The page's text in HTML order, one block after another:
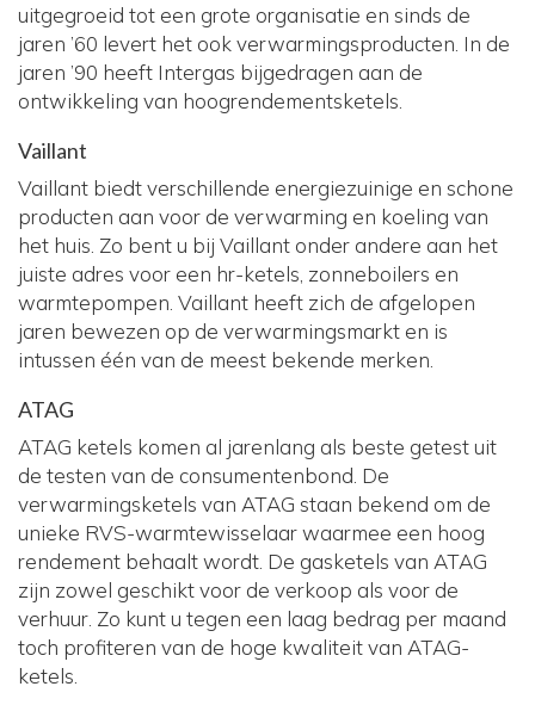
uitgegroeid tot een grote organisatie en sinds de
jaren ’60 levert het ook verwarmingsproducten. In de
jaren ’90 heeft Intergas bijgedragen aan de
ontwikkeling van hoogrendementsketels.
Vaillant
Vaillant biedt verschillende energiezuinige en schone
producten aan voor de verwarming en koeling van
het huis. Zo bent u bij Vaillant onder andere aan het
juiste adres voor een hr-ketels, zonneboilers en
warmtepompen. Vaillant heeft zich de afgelopen
jaren bewezen op de verwarmingsmarkt en is
intussen één van de meest bekende merken.
ATAG
ATAG ketels komen al jarenlang als beste getest uit
de testen van de consumentenbond. De
verwarmingsketels van ATAG staan bekend om de
unieke RVS-warmtewisselaar waarmee een hoog
rendement behaalt wordt. De gasketels van ATAG
zijn zowel geschikt voor de verkoop als voor de
verhuur. Zo kunt u tegen een laag bedrag per maand
toch profiteren van de hoge kwaliteit van ATAG-
ketels.